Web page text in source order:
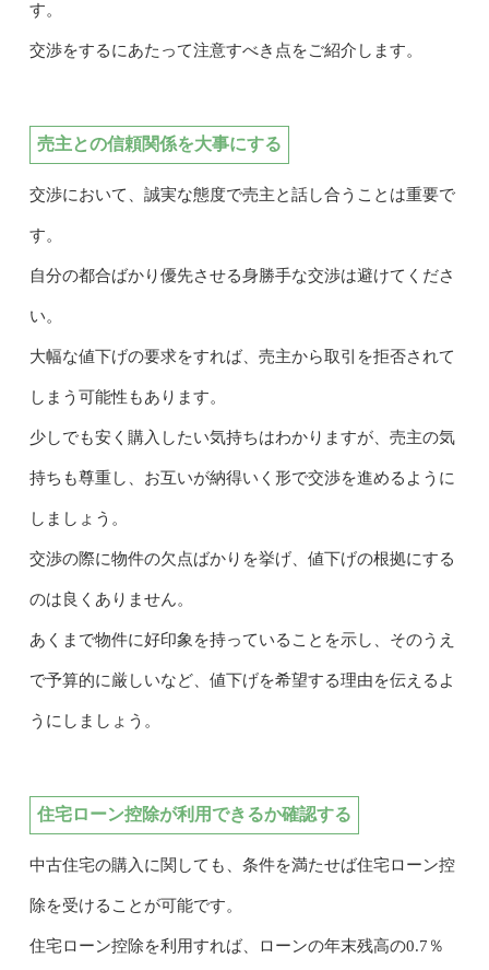
す。
交渉をするにあたって注意すべき点をご紹介します。
売主との信頼関係を大事にする
交渉において、誠実な態度で売主と話し合うことは重要で
す。
自分の都合ばかり優先させる身勝手な交渉は避けてくださ
い。
大幅な値下げの要求をすれば、売主から取引を拒否されて
しまう可能性もあります。
少しでも安く購入したい気持ちはわかりますが、売主の気
持ちも尊重し、お互いが納得いく形で交渉を進めるように
しましょう。
交渉の際に物件の欠点ばかりを挙げ、値下げの根拠にする
のは良くありません。
あくまで物件に好印象を持っていることを示し、そのうえ
で予算的に厳しいなど、値下げを希望する理由を伝えるよ
うにしましょう。
住宅ローン控除が利用できるか確認する
中古住宅の購入に関しても、条件を満たせば住宅ローン控
除を受けることが可能です。
住宅ローン控除を利用すれば、ローンの年末残高の0.7％